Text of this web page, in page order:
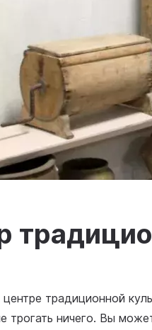
традиционной
трогать ничего. Вы